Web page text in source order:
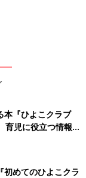
トとレッグウォ
い♪「ヌクヌ
本『ひよこクラブ
児に役立つ情報が
初めてのひよこクラ